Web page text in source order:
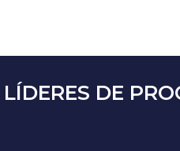
LÍDERES DE